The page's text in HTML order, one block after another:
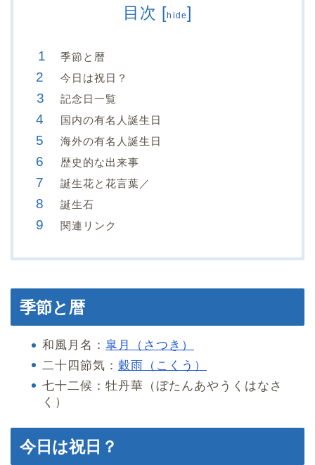
目次 [hide]
季節と暦
今日は祝日？
記念日一覧
国内の有名人誕生日
海外の有名人誕生日
歴史的な出来事
誕生花と花言葉／
誕生石
関連リンク
季節と暦
和風月名： 皐月（さつき）
二十四節気： 穀雨（こくう）
七十二候：牡丹華（ぼたんあやうくはなさ
く）
今日は祝日？